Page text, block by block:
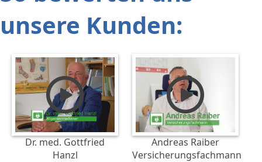
unsere Kunden:
Dr. med. Gottfried
Hanzl
Andreas Raiber
Versicherungsfachmann